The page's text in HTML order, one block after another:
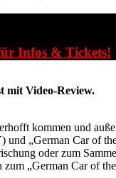
Infos & Tickets!
mit Video-Review.
kommen und
„German Car of
oder zum
„German Car of the